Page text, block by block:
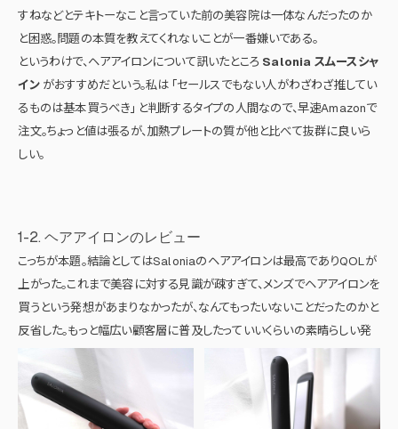
すねなどとテキトーなこと言っていた前の美容院は一体なんだったのか
と困惑。問題の本質を教えてくれないことが一番嫌いである。
というわけで、ヘアアイロンについて訊いたところ Salonia スムースシャ
インがおすすめだという。私は 「セールスでもない人がわざわざ推してい
るものは基本買うべき」 と判断するタイプの人間なので、早速Amazonで
注文。ちょっと値は張るが、加熱プレートの質が他と比べて抜群に良いら
しい。
1-2. ヘアアイロンのレビュー
こっちが本題。結論としてはSaloniaのヘアアイロンは最高でありQOLが
上がった。これまで美容に対する見識が疎すぎて、メンズでヘアアイロンを
買うという発想があまりなかったが、なんてもったいないことだったのかと
反省した。もっと幅広い顧客層に普及したっていいくらいの素晴らしい発
明だと言える。